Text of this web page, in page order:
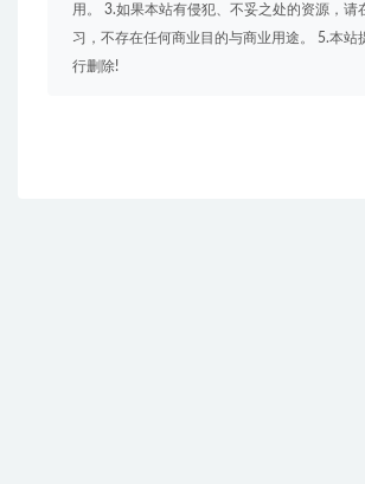
用。 3.如果本站有侵犯、不妥之处的资源，
习，不存在任何商业目的与商业用途。 5.本
行删除!